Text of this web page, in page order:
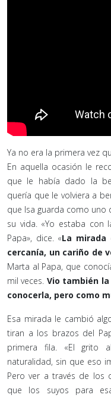
Ya no era la primera vez
En aquella ocasión le
que le había dado la
quería que le volviera a
que Isa guarda como
su vida. «Yo estaba
Papa», dice. «La mirada
cercanía, un cariño de
Marta al Papa, que
mil veces. Vio también
conocerla, pero como
Esa mirada le cambió
tiran a los brazos del
primera fila. «El grito
naturalidad, sin que eso
Pero ver a través de los
que los suyos para